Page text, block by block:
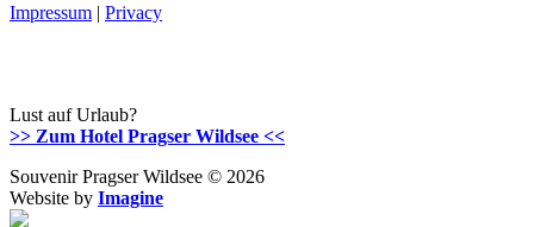
Impressum | Privacy
Lust auf Urlaub?
>> Zum Hotel Pragser Wildsee <<
Souvenir Pragser Wildsee © 2026
Website by Imagine